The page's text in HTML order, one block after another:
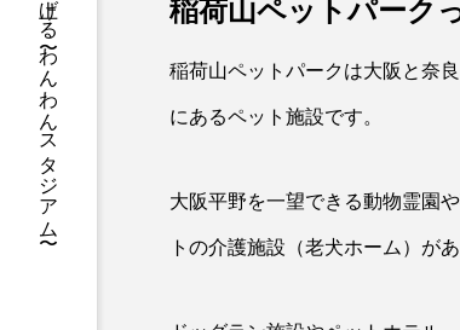
稲荷山ペットパーク
稲荷山ペットパークは大阪と奈
にあるペット施設です。
大阪平野を一望できる動物霊園
トの介護施設（老犬ホーム）が